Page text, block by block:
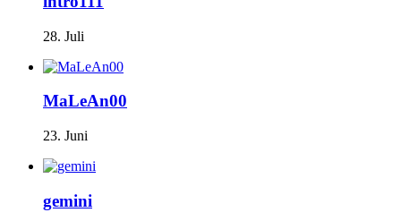
28. Juli
MaLeAn00
23. Juni
gemini